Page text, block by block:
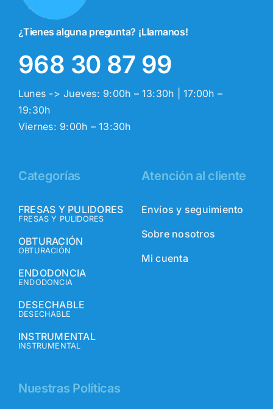
¿Tienes alguna pregunta? ¡Llamanos!
968 30 87 99
Lunes -> Jueves: 9:00h – 13:30h | 17:00h –
19:30h
Viernes: 9:00h – 13:30h
Categorías
FRESAS Y PULIDORES
FRESAS Y PULIDORES
OBTURACIÓN
OBTURACIÓN
ENDODONCIA
ENDODONCIA
DESECHABLE
DESECHABLE
INSTRUMENTAL
INSTRUMENTAL
Atención al cliente
Envíos y seguimiento
Sobre nosotros
Mi cuenta
Nuestras Políticas